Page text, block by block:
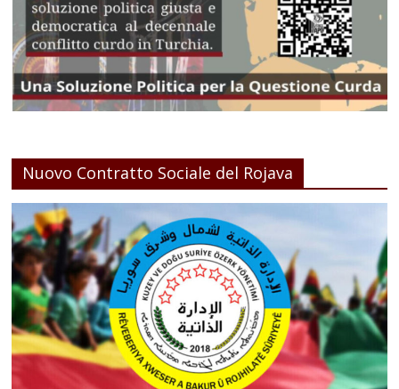
Nuovo Contratto Sociale del Rojava